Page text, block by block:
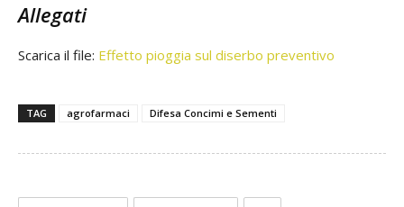
Allegati
Scarica il file: Effetto pioggia sul diserbo preventivo
TAG agrofarmaci Difesa Concimi e Sementi